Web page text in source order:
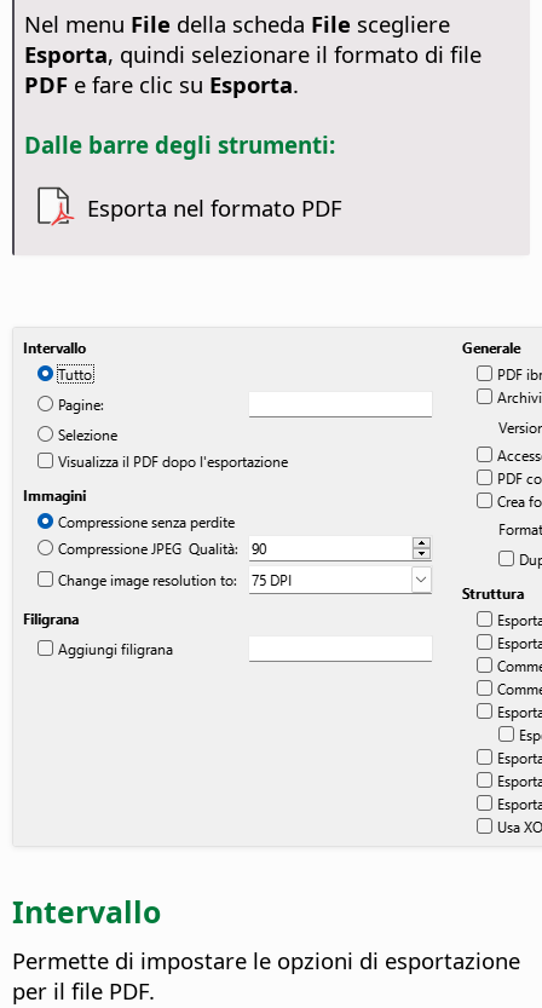
Nel menu File della scheda File scegliere
Esporta, quindi selezionare il formato di file
PDFe fare clic su Esporta.
Dalle barre degli strumenti:
Esporta nel formato PDF
Intervallo
Permette di impostare le opzioni di esportazione
per il file PDF.